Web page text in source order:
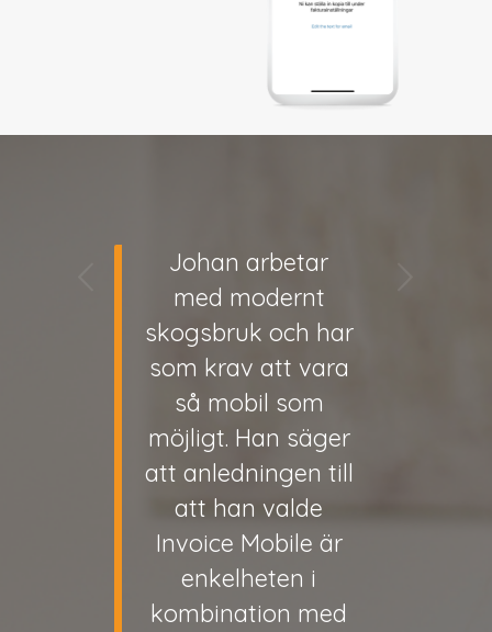
Johan arbetar
med modernt
skogsbruk och har
som krav att vara
så mobil som
möjligt. Han säger
att anledningen till
att han valde
Invoice Mobile är
enkelheten i
kombination med
Nästa